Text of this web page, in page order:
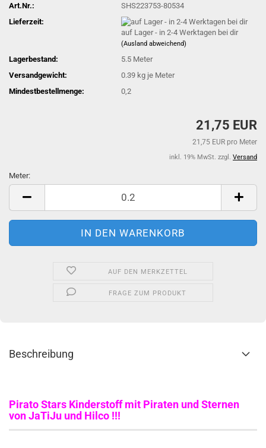
Art.Nr.:
SHS223753-80534
Lieferzeit:
auf Lager - in 2-4 Werktagen bei dir
(Ausland abweichend)
Lagerbestand: 5.5 Meter
Versandgewicht:
0.39 kg je Meter
Mindestbestellmenge:
0,2
21,75 EUR
21,75 EUR pro Meter
inkl. 19% MwSt. zzgl. Versand
Meter:
Meter
AUF DEN MERKZETTEL
FRAGE ZUM PRODUKT
Beschreibung
Pirato Stars Kinderstoff mit Piraten und Sternen
von JaTiJu und Hilco !!!